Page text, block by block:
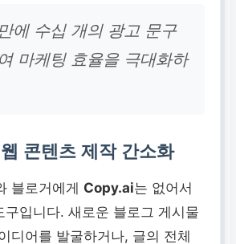
에 수십 개의 광고 문구
마케팅 효율을 극대화하
콘텐츠 제작 간소화
블로거에게 Copy.ai는 없어서
구입니다. 새로운 블로그 게시물
디어를 발굴하거나, 글의 전체